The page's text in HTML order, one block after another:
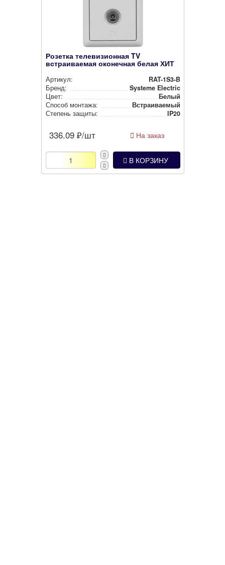
Розетка телевизионная TV
встраиваемая оконечная белая ХИТ
Артикул:
RAT-1S3-B
Бренд:
Systeme Electric
Цвет:
Белый
Способ монтажа:
Встра­ива­емый
Степень защиты:
IP20
336.09 ₽/шт На заказ
В КОРЗИНУ